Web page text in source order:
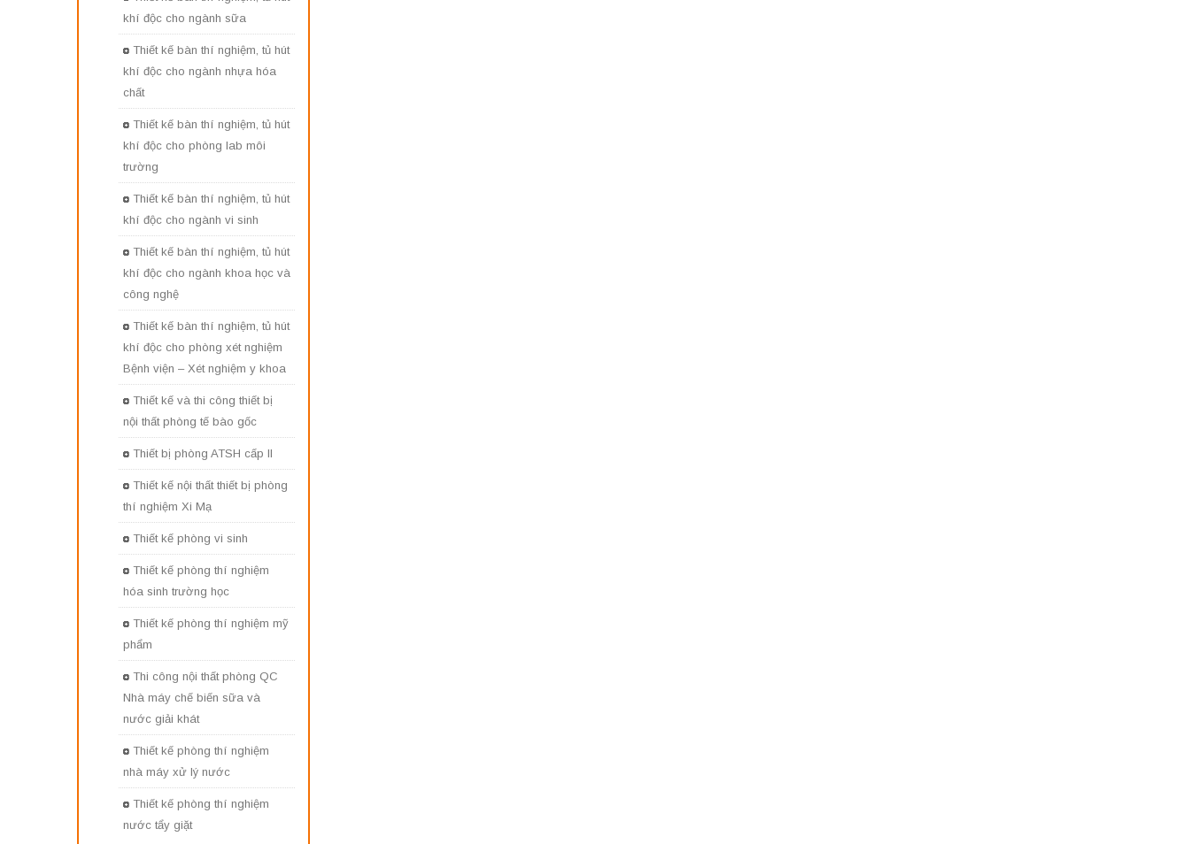
khí độc cho ngành sữa
Thiết kế bàn thí nghiệm, tủ hút
khí độc cho ngành nhựa hóa
chất
Thiết kế bàn thí nghiệm, tủ hút
khí độc cho phòng lab môi
trường
Thiết kế bàn thí nghiệm, tủ hút
khí độc cho ngành vi sinh
Thiết kế bàn thí nghiệm, tủ hút
khí độc cho ngành khoa học và
công nghệ
Thiết kế bàn thí nghiệm, tủ hút
khí độc cho phòng xét nghiệm
Bệnh viện – Xét nghiệm y khoa
Thiết kế và thi công thiết bị
nội thất phòng tế bào gốc
Thiết bị phòng ATSH cấp II
Thiết kế nội thất thiết bị phòng
thí nghiệm Xi Mạ
Thiết kế phòng vi sinh
Thiết kế phòng thí nghiệm
hóa sinh trường học
Thiết kế phòng thí nghiệm mỹ
phẩm
Thi công nội thất phòng QC
Nhà máy chế biến sữa và
nước giải khát
Thiết kế phòng thí nghiệm
nhà máy xử lý nước
Thiết kế phòng thí nghiệm
nước tẩy giặt